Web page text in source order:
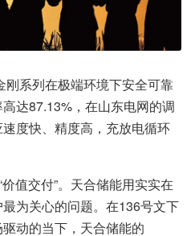
系列在极端环境下安全可靠
达87.13%，在山东电网的调
度快、精度高，充放电循环
值交付”。天合储能用实实在
为关心的问题。在136号文下
动的当下，天合储能的